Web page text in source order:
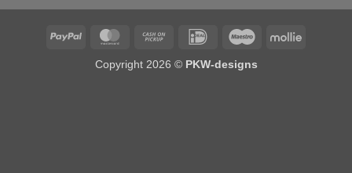
PayPal MasterCardCash
Pickup
IDeal Maestro Mollie
Copyright 2026 © PKW-designs